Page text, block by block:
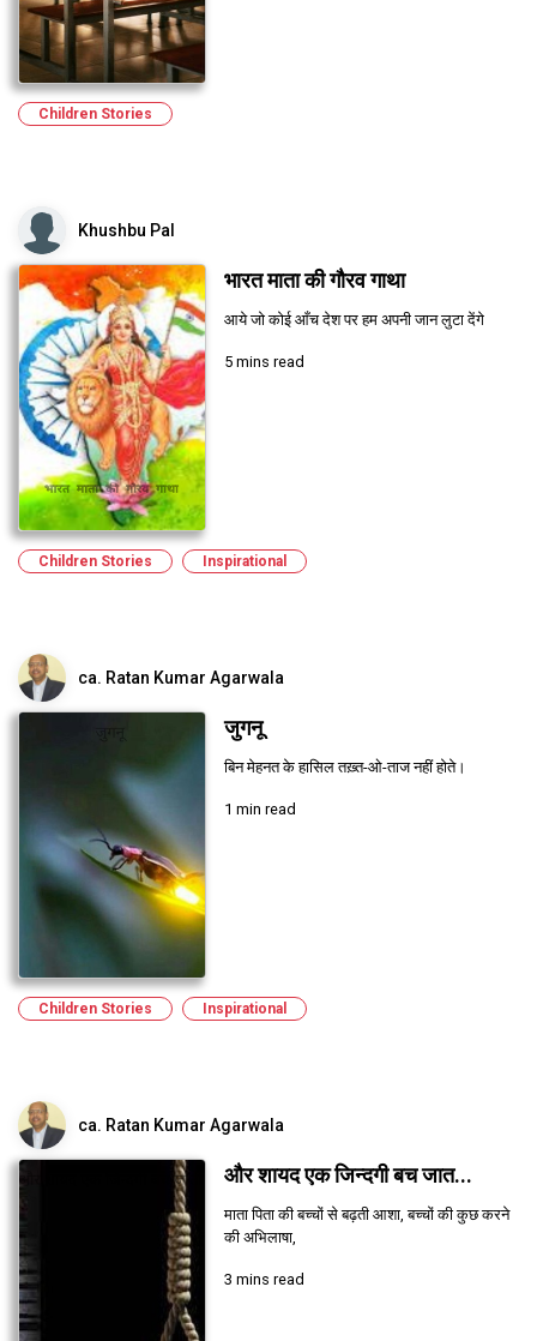
Children Stories
Khushbu Pal
भारत माता की गौरव गाथा
आये जो कोई आँच देश पर हम अपनी जान लुटा देंगे
5 mins read
Children Stories Inspirational
ca. Ratan Kumar Agarwala
जुगनू
बिन मेहनत के हासिल तख़्त-ओ-ताज नहीं होते।
1 min read
Children Stories Inspirational
ca. Ratan Kumar Agarwala
और शायद एक जिन्दगी बच जात...
माता पिता की बच्चों से बढ़ती आशा, बच्चों की कुछ करने
की अभिलाषा,
3 mins read